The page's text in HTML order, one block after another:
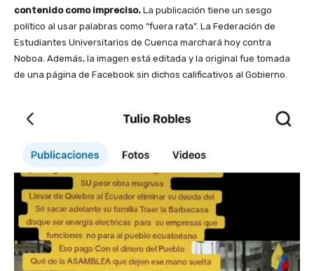
contenido como impreciso. La publicación tiene un sesgo
político al usar palabras como “fuera rata”. La Federación de
Estudiantes Universitarios de Cuenca marchará hoy contra
Noboa. Además, la imagen está editada y la original fue tomada
de una página de Facebook sin dichos calificativos al Gobierno.